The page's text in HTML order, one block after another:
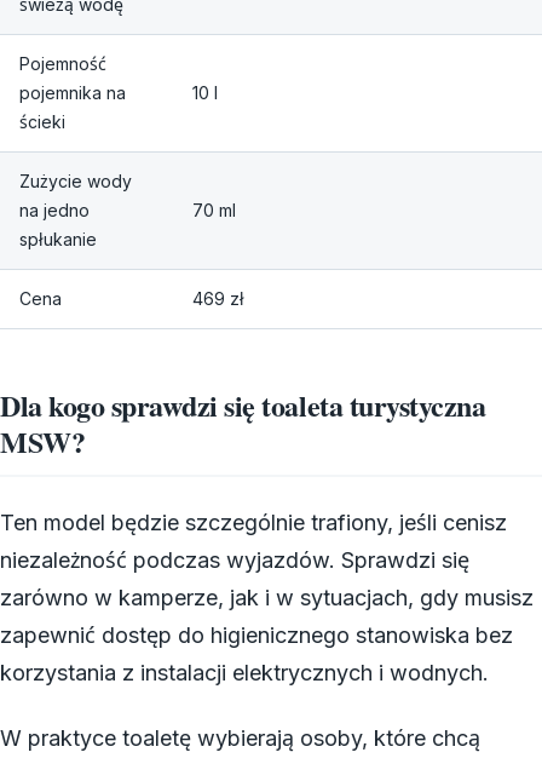
Pojemność
pojemnika na
ścieki
10 l
Zużycie wody
na jedno
spłukanie
70 ml
Cena 469 zł
Dla kogo sprawdzi się toaleta turystyczna
MSW?
Ten model będzie szczególnie trafiony, jeśli cenisz
niezależność podczas wyjazdów. Sprawdzi się
zarówno w kamperze, jak i w sytuacjach, gdy musisz
zapewnić dostęp do higienicznego stanowiska bez
korzystania z instalacji elektrycznych i wodnych.
W praktyce toaletę wybierają osoby, które chcą